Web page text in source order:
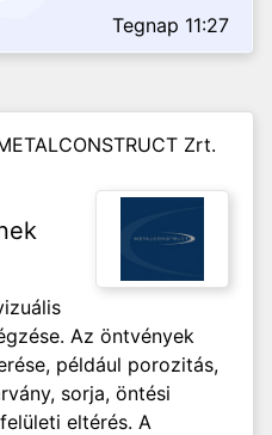
Tegnap 11:27
Zrt.
Az öntvények
például porozitás,
sorja, öntési
eltérés. A